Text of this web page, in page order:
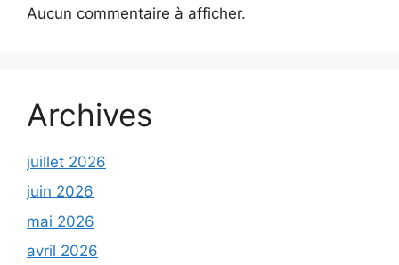
Aucun commentaire à afficher.
Archives
juillet 2026
juin 2026
mai 2026
avril 2026